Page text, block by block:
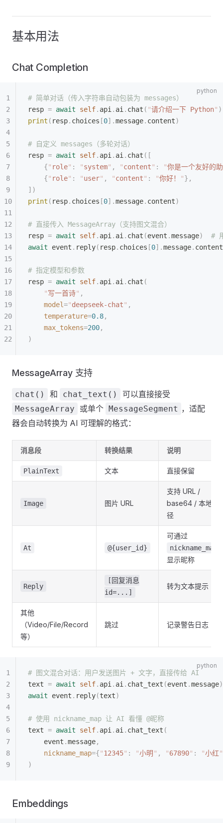
基本用法
Chat Completion
# 简单对话（传入字符串自动包装为 messages）
resp = await self. api . ai . chat ( "请介绍一下 Python" )
print ( resp. choices [0].message. content)
# 自定义 messages（多轮对话）
resp = await self. api . ai . chat ([
    {
" role" : "system" , "content" : "你是一个友好的
    {
" role" : "user" , "content" : "你好！ "},
])
print ( resp. choices [0].message. content)
# 直接传入 MessageArray（支持图文混合）
resp = await self. api . ai . chat (event .message)
#
await event . reply( resp. choices [0].message. content
# 指定模型和参数
resp = await self. api . ai . chat (
    "
写一首诗" ,
    model
="deepseek-chat" ,
    temperature
=0.8,
    max_tokens
=200,
)
MessageArray 支持
chat() 和 chat_text() 可以直接接受
MessageArray 或单个 MessageSegment ，适配
器会自动转换为 AI 可理解的格式：
消息段 转换结果 说明
PlainText 文本 直接保留
Image 图片 URL
支持 URL /
base64 / 本地路
径
At @{user_id}
可通过
nickname_map
显示昵称
Reply
[回复消息
id=...]
转为文本提示
其他
（Video/File/Record
等）
跳过 记录警告日志
# 图文混合对话：用户发送图片 + 文字，直接传给 AI
text = await self. api . ai . chat_text (event .message)
await event . reply(text)
# 使用 nickname_map 让 AI 看懂 @昵称
text = await self. api . ai . chat_text (
    event
.message,
    nickname_map
={"12345" : "小明 " , "67890" : "小红"
)
Embeddings